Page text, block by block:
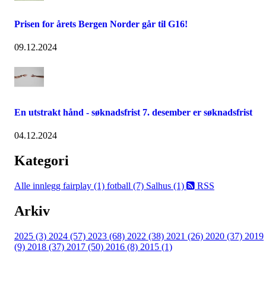
Prisen for årets Bergen Norder går til G16!
09.12.2024
En utstrakt hånd - søknadsfrist 7. desember er søknadsfrist
04.12.2024
Kategori
Alle innlegg fairplay (1) fotball (7) Salhus (1) RSS
Arkiv
2025 (3) 2024 (57) 2023 (68) 2022 (38) 2021 (26) 2020 (37) 2019
(9) 2018 (37) 2017 (50) 2016 (8) 2015 (1)